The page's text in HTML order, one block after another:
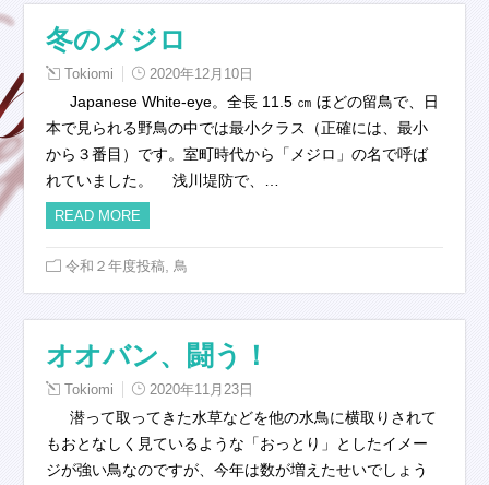
冬のメジロ
Tokiomi 2020年12月10日
Japanese White-eye。全長 11.5 ㎝ ほどの留鳥で、日
本で見られる野鳥の中では最小クラス（正確には、最小
から３番目）です。室町時代から「メジロ」の名で呼ば
れていました。 浅川堤防で、…
READ MORE
令和２年度投稿 鳥
オオバン、闘う！
Tokiomi 2020年11月23日
潜って取ってきた水草などを他の水鳥に横取りされて
もおとなしく見ているような「おっとり」としたイメー
ジが強い鳥なのですが、今年は数が増えたせいでしょう